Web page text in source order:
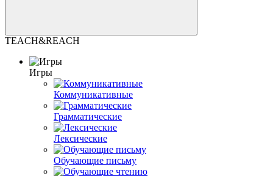
TEACH&REACH
Игры
Коммуникативные
Грамматические
Лексические
Обучающие письму